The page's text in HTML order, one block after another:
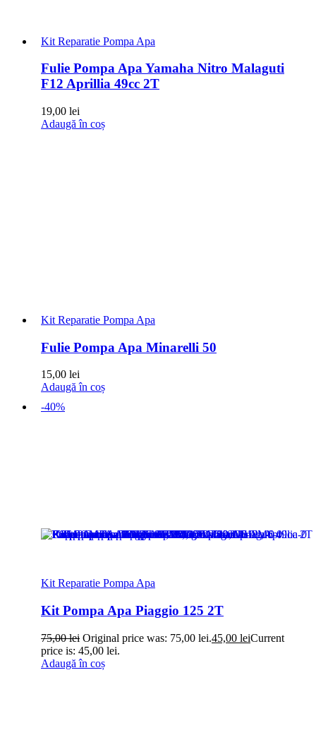
Kit Reparatie Pompa Apa
Fulie Pompa Apa Yamaha Nitro Malaguti
F12 Aprillia 49cc 2T
19,00 lei
Adaugă în coș
Kit Reparatie Pompa Apa
Fulie Pompa Apa Minarelli 50
15,00 lei
Adaugă în coș
-40%
Kit Reparatie Pompa Apa
Kit Pompa Apa Piaggio 125 2T
75,00lei Original price was: 75,00 lei.45,00 leiCurrent
price is: 45,00 lei.
Adaugă în coș